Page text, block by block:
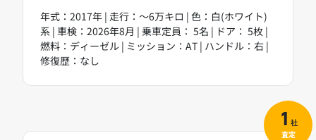
年式：2017年 | 走行：～6万キロ | 色：白(ホワイト)
系 | 車検：2026年8月 | 乗車定員： 5名 | ドア： 5枚 |
燃料：ディーゼル | ミッション：AT | ハンドル：右 |
修復歴：なし
1 社
査定